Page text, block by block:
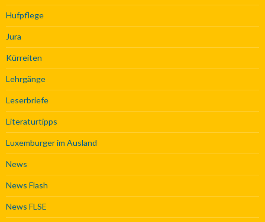
Hufpflege
Jura
Kürreiten
Lehrgänge
Leserbriefe
Literaturtipps
Luxemburger im Ausland
News
News Flash
News FLSE